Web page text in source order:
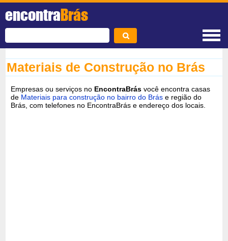
encontraBrás
Materiais de Construção no Brás
Empresas ou serviços no EncontraBrás você encontra casas
de Materiais para construção no bairro do Brás e região do
Brás, com telefones no EncontraBrás e endereço dos locais.